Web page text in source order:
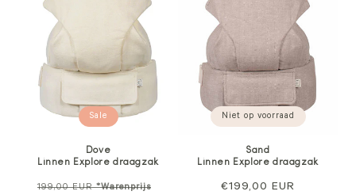
Sale
Dove
Linnen Explore draagzak
Normale
199,00 EUR*Warenprijs
Verkoopprijs
Niet op voorraad
Sand
Linnen Explore draagzak
Normale
€199,00 EUR